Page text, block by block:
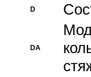
D
DA